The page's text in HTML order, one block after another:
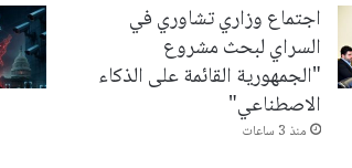
اجتماع وزاري تشاوري في
السراي لبحث مشروع
"الجمهورية القائمة على الذكاء
الاصطناعي"
منذ 3 ساعات